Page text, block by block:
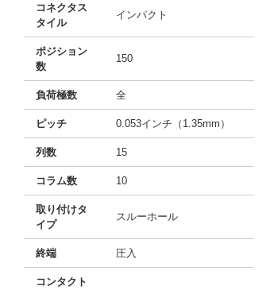
コネクタス
タイル
インパクト
ポジション
数
150
負荷極数 全
ピッチ 0.053インチ（1.35mm）
列数 15
コラム数 10
取り付けタ
イプ
スルーホール
終端 圧入
コンタクト